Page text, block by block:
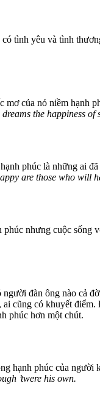
yêu và tình
mơ của nó niềm hạnh
the happiness of
phúc là những ai
are those who will
nhưng cuộc
đàn ông nào cả
cũng có khuyết
phúc hơn một chút.
phúc của người
’twere his own.